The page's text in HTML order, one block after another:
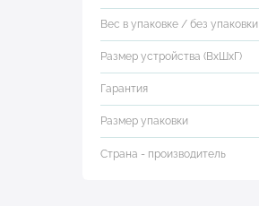
Вес в упаковке / без упаковки
Размер устройства (ВхШхГ)
Гарантия
Размер упаковки
Страна - производитель